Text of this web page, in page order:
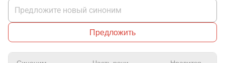
Предложить